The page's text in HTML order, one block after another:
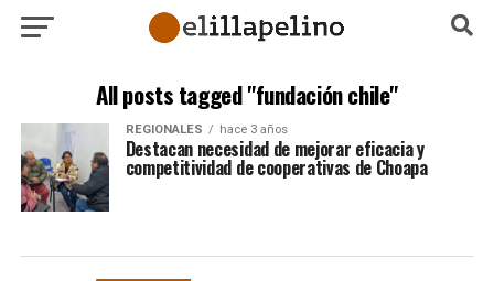
All posts tagged "fundación chile"
REGIONALES hace 3 años
Destacan necesidad de mejorar eficacia y
competitividad de cooperativas de Choapa